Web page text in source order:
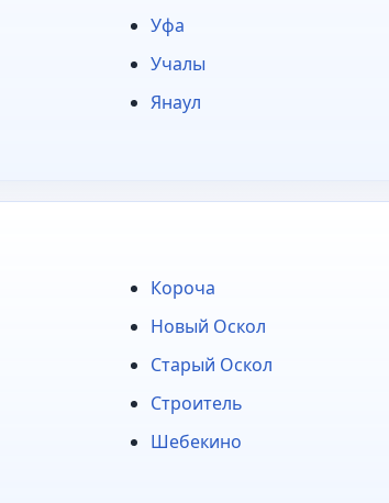
Уфа
Учалы
Янаул
Короча
Новый Оскол
Старый Оскол
Строитель
Шебекино